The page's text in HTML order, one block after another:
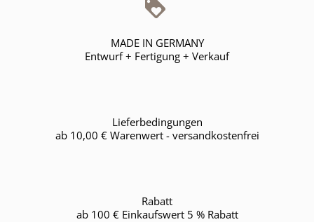
MADE IN GERMANY
Entwurf + Fertigung + Verkauf
Lieferbedingungen
ab 10,00 € Warenwert - versandkostenfrei
Rabatt
ab 100 € Einkaufswert 5 % Rabatt